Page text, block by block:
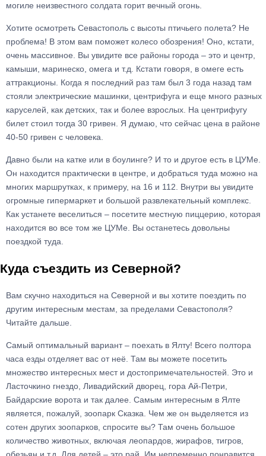
могиле неизвестного солдата горит вечный огонь.
Хотите осмотреть Севастополь с высоты птичьего полета? Не
проблема! В этом вам поможет колесо обозрения! Оно, кстати,
очень массивное. Вы увидите все районы города – это и центр,
камыши, маринеско, омега и т.д. Кстати говоря, в омеге есть
аттракционы. Когда я последний раз там был 3 года назад там
стояли электрические машинки, центрифуга и еще много разных
каруселей, как детских, так и более взрослых. На центрифугу
билет стоил тогда 30 гривен. Я думаю, что сейчас цена в районе
40-50 гривен с человека.
Давно были на катке или в боулинге? И то и другое есть в ЦУМе.
Он находится практически в центре, и добраться туда можно на
многих маршрутках, к примеру, на 16 и 112. Внутри вы увидите
огромные гипермаркет и большой развлекательный комплекс.
Как устанете веселиться – посетите местную пиццерию, которая
находится во все том же ЦУМе. Вы останетесь довольны
поездкой туда.
Куда съездить из Северной?
Вам скучно находиться на Северной и вы хотите поездить по
другим интересным местам, за пределами Севастополя?
Читайте дальше.
Самый оптимальный вариант – поехать в Ялту! Всего полтора
часа езды отделяет вас от неё. Там вы можете посетить
множество интересных мест и достопримечательностей. Это и
Ласточкино гнездо, Ливадийский дворец, гора Ай-Петри,
Байдарские ворота и так далее. Самым интересным в Ялте
является, пожалуй, зоопарк Сказка. Чем же он выделяется из
сотен других зоопарков, спросите вы? Там очень большое
количество животных, включая леопардов, жирафов, тигров,